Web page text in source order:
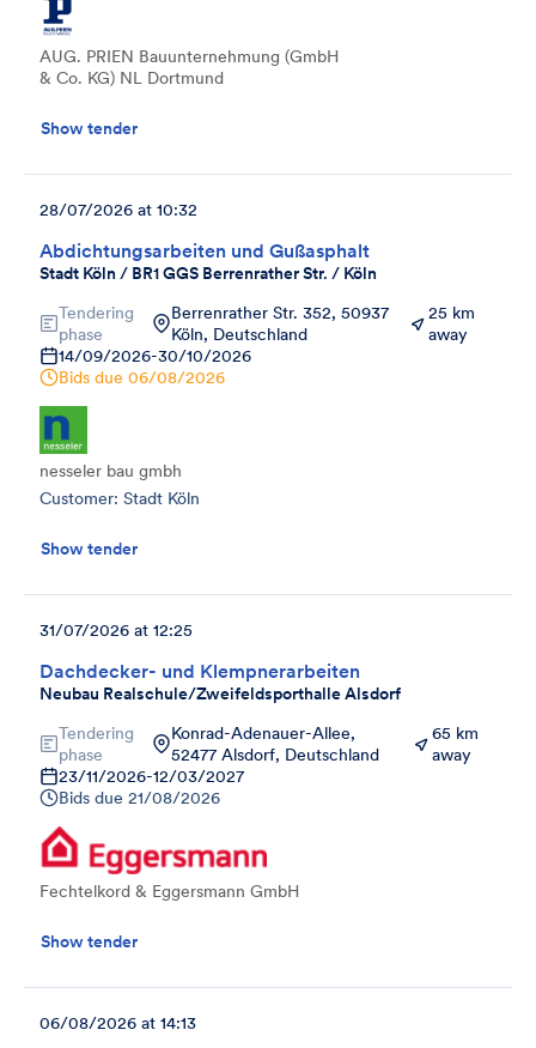
AUG. PRIEN Bauunternehmung (GmbH
& Co. KG) NL Dortmund
Show tender
Abdichtungsarbeiten und Gußasphalt
Stadt Köln / BR1 GGS Berrenrather Str. / Köln
28/07/2026 at 10:32
Tendering
phase
Berrenrather Str. 352, 50937
Köln, Deutschland
25 km
away
14/09/2026-30/10/2026
Bids due 06/08/2026
nesseler bau gmbh
Customer: Stadt Köln
Show tender
Dachdecker- und Klempnerarbeiten
Neubau Realschule/Zweifeldsporthalle Alsdorf
31/07/2026 at 12:25
Tendering
phase
Konrad-Adenauer-Allee,
52477 Alsdorf, Deutschland
65 km
away
23/11/2026-12/03/2027
Bids due 21/08/2026
Fechtelkord & Eggersmann GmbH
Show tender
06/08/2026 at 14:13